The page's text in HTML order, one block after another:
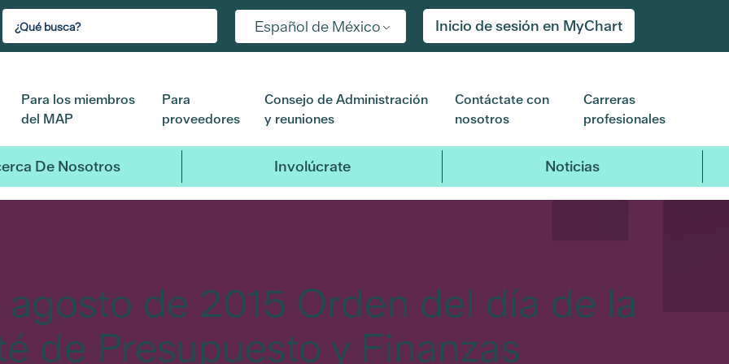
Español de México Inicio de sesión en MyChart
Para los miembros
del MAP
Para
proveedores
Consejo de Administración
y reuniones
Contáctate con
nosotros
Carreras
profesionales
De Nosotros Involúcrate Noticias
de 2015 Orden del día de la
de Presupuesto y Finanzas